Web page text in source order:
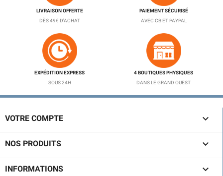
LIVRAISON OFFERTE
DÈS 49€ D'ACHAT
PAIEMENT SÉCURISÉ
AVEC CB ET PAYPAL
EXPÉDITION EXPRESS
SOUS 24H
4 BOUTIQUES PHYSIQUES
DANS LE GRAND OUEST
VOTRE COMPTE 
NOS PRODUITS 
INFORMATIONS 